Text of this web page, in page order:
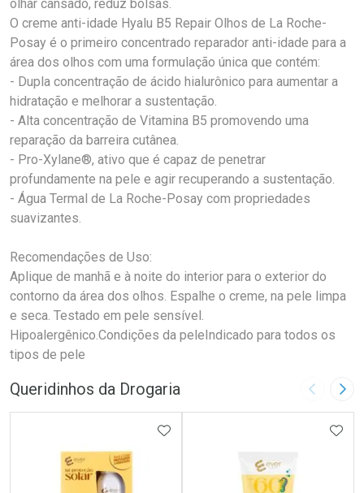
olhar cansado, reduz bolsas.
O creme anti-idade Hyalu B5 Repair Olhos de La Roche-
Posay é o primeiro concentrado reparador anti-idade para a
área dos olhos com uma formulação única que contém:
- Dupla concentração de ácido hialurônico para aumentar a
hidratação e melhorar a sustentação.
- Alta concentração de Vitamina B5 promovendo uma
reparação da barreira cutânea.
- Pro-Xylane®, ativo que é capaz de penetrar
profundamente na pele e agir recuperando a sustentação.
- Água Termal de La Roche-Posay com propriedades
suavizantes.
Recomendações de Uso:
Aplique de manhã e à noite do interior para o exterior do
contorno da área dos olhos. Espalhe o creme, na pele limpa
e seca. Testado em pele sensível.
Hipoalergênico.Condições da peleIndicado para todos os
tipos de pele
Queridinhos da Drogaria Imagem
ADICIONAR AOS FAVORITOS